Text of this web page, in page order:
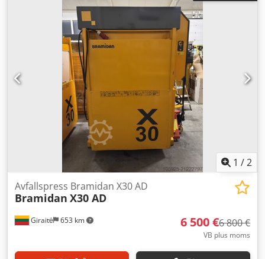
1 /2
Giraitė 653 km
Avfallspress Bramidan X30 AD
Bramidan X30 AD
6 500 €6 800 €
VB plus moms